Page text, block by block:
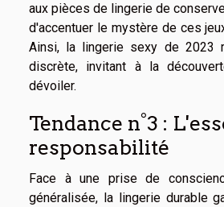
aux pièces de lingerie de
d'accentuer le mystère de ces
Ainsi, la lingerie sexy de 2023
discrète, invitant à la
dévoiler.
Tendance n°3 :
responsabilité
Face à une prise de
généralisée, la lingerie durable